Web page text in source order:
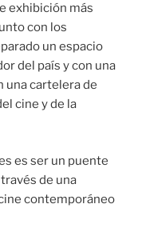
exhibición más
con los
un espacio
del país y con una
una cartelera de
cine y de la
es ser un puente
de una
contemporáneo